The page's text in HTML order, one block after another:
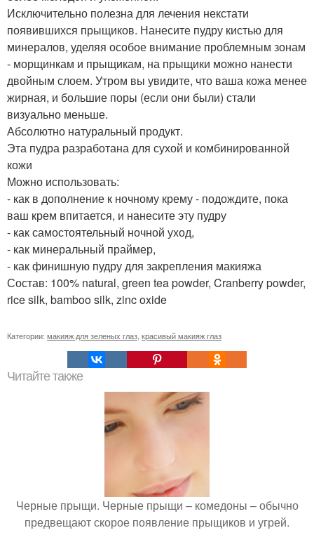
Исключительно полезна для лечения некстати
появившихся прыщиков. Нанесите пудру кистью для
минералов, уделяя особое внимание проблемным зонам
- морщинкам и прыщикам, на прыщики можно нанести
двойным слоем. Утром вы увидите, что ваша кожа менее
жирная, и большие поры (если они были) стали
визуально меньше.
Абсолютно натуральный продукт.
Эта пудра разработана для сухой и комбинированной
кожи
Можно использовать:
- как в дополнение к ночному крему - подождите, пока
ваш крем впитается, и нанесите эту пудру
- как самостоятельный ночной уход,
- как минеральный праймер,
- как финишную пудру для закрепления макияжа
Состав: 100% natural, green tea powder, Cranberry powder,
rice silk, bamboo silk, zinc oxide
Категории: макияж для зеленых глаз красивый макияж глаз
Читайте также
Черные прыщи. Черные прыщи – комедоны – обычно
предвещают скорое появление прыщиков и угрей.